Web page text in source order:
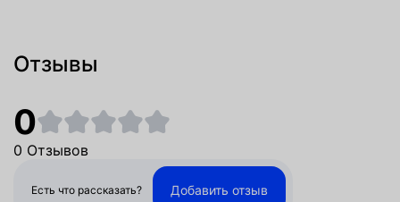
Отзывы
0
0 Отзывов
Есть что рассказать? Добавить отзыв